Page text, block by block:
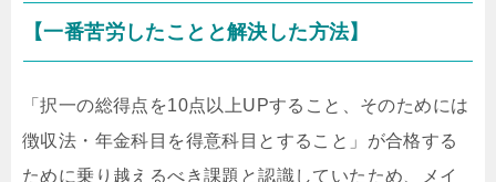
【一番苦労したことと解決した方法】
「択一の総得点を10点以上UPすること、そのためには
徴収法・年金科目を得意科目とすること」が合格する
ために乗り越えるべき課題と認識していたため、メイ